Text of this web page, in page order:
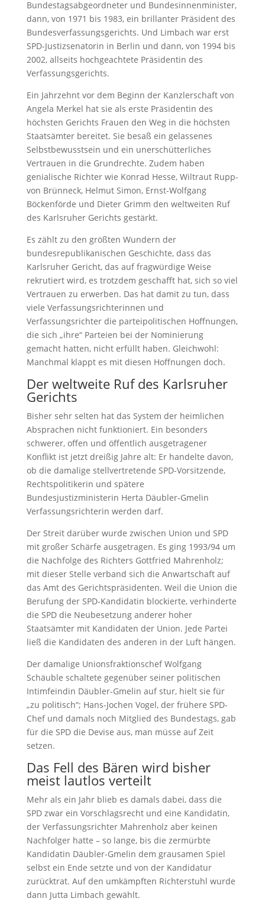
Bundestagsabgeordneter und Bundesinnenminister,
dann, von 1971 bis 1983, ein brillanter Präsident des
Bundesverfassungsgerichts. Und Limbach war erst
SPD-Justizsenatorin in Berlin und dann, von 1994 bis
2002, allseits hochgeachtete Präsidentin des
Verfassungsgerichts.
Ein Jahrzehnt vor dem Beginn der Kanzlerschaft von
Angela Merkel hat sie als erste Präsidentin des
höchsten Gerichts Frauen den Weg in die höchsten
Staatsämter bereitet. Sie besaß ein gelassenes
Selbstbewusstsein und ein unerschütterliches
Vertrauen in die Grundrechte. Zudem haben
genialische Richter wie Konrad Hesse, Wiltraut Rupp-
von Brünneck, Helmut Simon, Ernst-Wolfgang
Böckenförde und Dieter Grimm den weltweiten Ruf
des Karlsruher Gerichts gestärkt.
Es zählt zu den größten Wundern der
bundesrepublikanischen Geschichte, dass das
Karlsruher Gericht, das auf fragwürdige Weise
rekrutiert wird, es trotzdem geschafft hat, sich so viel
Vertrauen zu erwerben. Das hat damit zu tun, dass
viele Verfassungsrichterinnen und
Verfassungsrichter die parteipolitischen Hoffnungen,
die sich „ihre“ Parteien bei der Nominierung
gemacht hatten, nicht erfüllt haben. Gleichwohl:
Manchmal klappt es mit diesen Hoffnungen doch.
Der weltweite Ruf des Karlsruher
Gerichts
Bisher sehr selten hat das System der heimlichen
Absprachen nicht funktioniert. Ein besonders
schwerer, offen und öffentlich ausgetragener
Konflikt ist jetzt dreißig Jahre alt: Er handelte davon,
ob die damalige stellvertretende SPD-Vorsitzende,
Rechtspolitikerin und spätere
Bundesjustizministerin Herta Däubler-Gmelin
Verfassungsrichterin werden darf.
Der Streit darüber wurde zwischen Union und SPD
mit großer Schärfe ausgetragen. Es ging 1993/94 um
die Nachfolge des Richters Gottfried Mahrenholz;
mit dieser Stelle verband sich die Anwartschaft auf
das Amt des Gerichtspräsidenten. Weil die Union die
Berufung der SPD-Kandidatin blockierte, verhinderte
die SPD die Neubesetzung anderer hoher
Staatsämter mit Kandidaten der Union. Jede Partei
ließ die Kandidaten des anderen in der Luft hängen.
Der damalige Unionsfraktionschef Wolfgang
Schäuble schaltete gegenüber seiner politischen
Intimfeindin Däubler-Gmelin auf stur, hielt sie für
„zu politisch“; Hans-Jochen Vogel, der frühere SPD-
Chef und damals noch Mitglied des Bundestags, gab
für die SPD die Devise aus, man müsse auf Zeit
setzen.
Das Fell des Bären wird bisher
meist lautlos verteilt
Mehr als ein Jahr blieb es damals dabei, dass die
SPD zwar ein Vorschlagsrecht und eine Kandidatin,
der Verfassungsrichter Mahrenholz aber keinen
Nachfolger hatte – so lange, bis die zermürbte
Kandidatin Däubler-Gmelin dem grausamen Spiel
selbst ein Ende setzte und von der Kandidatur
zurücktrat. Auf den umkämpften Richterstuhl wurde
dann Jutta Limbach gewählt.